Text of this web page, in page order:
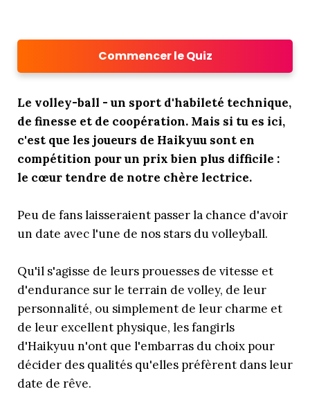
Commencer le Quiz
Le volley-ball - un sport d'habileté technique,
de finesse et de coopération. Mais si tu es ici,
c'est que les joueurs de Haikyuu sont en
compétition pour un prix bien plus difficile :
le cœur tendre de notre chère lectrice.
Peu de fans laisseraient passer la chance d'avoir
un date avec l'une de nos stars du volleyball.
Qu'il s'agisse de leurs prouesses de vitesse et
d'endurance sur le terrain de volley, de leur
personnalité, ou simplement de leur charme et
de leur excellent physique, les fangirls
d'Haikyuu n'ont que l'embarras du choix pour
décider des qualités qu'elles préfèrent dans leur
date de rêve.